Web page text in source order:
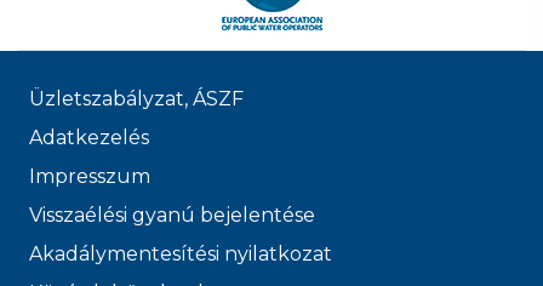
Üzletszabályzat, ÁSZF
Adatkezelés
Impresszum
Visszaélési gyanú bejelentése
Akadálymentesítési nyilatkozat